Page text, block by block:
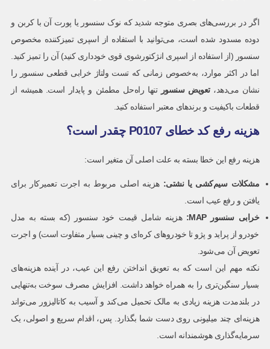
اگر در بررسی‌های بصری متوجه شدید که نوک سنسور یا پورت آن با کربن و
دوده مسدود شده است، می‌توانید با استفاده از اسپری تمیزکننده مخصوص
سنسور (از استفاده از اسپری انژکتورشوی قوی خودداری کنید) آن را تمیز کنید.
اما در اکثر موارد، به‌خصوص زمانی که تست ولتاژ خرابی قطعی سنسور را
نشان می‌دهد،تعویض سنسور تنها راه‌حل مطمئن و پایدار است. همیشه از
قطعات باکیفیت و برندهای معتبر استفاده کنید.
هزینه رفع کد خطای P0107 چقدر است؟
هزینه رفع این خطا بسته به علت اصلی آن متغیر است:
مشکلات سیم‌کشی یا نشتی: هزینه اصلی مربوط به اجرت تعمیرکار برای
یافتن و رفع عیب است.
خرابی سنسورMAP
: هزینه شامل قیمت خود سنسور (که بسته به مدل
خودرو از پراید و پژو تا خودروهای کره‌ای و چینی بسیار متفاوت است) و اجرت
تعویض آن می‌شود.
نکته مهم این است که به تعویق انداختن رفع این عیب، در آینده هزینه‌های
بسیار سنگین‌تری را به همراه خواهد داشت. افزایش مصرف سوخت به‌تنهایی
در بلندمدت هزینه زیادی به مالک تحمیل می‌کند و آسیب به کاتالیزور می‌تواند
هزینه‌ای چند میلیونی روی دست شما بگذارد. پس، اقدام سریع و اصولی، یک
سرمایه‌گذاری هوشمندانه است.